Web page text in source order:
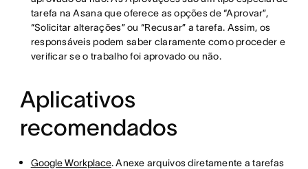
tarefa na Asana que oferece as opções de “Aprovar”,
“Solicitar alterações” ou “Recusar” a tarefa. Assim, os
responsáveis podem saber claramente como proceder e
verificar se o trabalho foi aprovado ou não.
Aplicativos
recomendados
Google Workplace. Anexe arquivos diretamente a tarefas